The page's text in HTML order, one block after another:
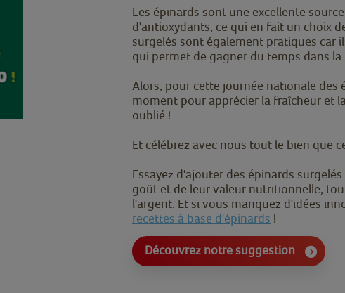
Les épinards sont une excellente
d'antioxydants, ce qui en fait un choix
surgelés sont également pratiques car
qui permet de gagner du temps dans
Alors, pour cette journée nationale des
moment pour apprécier la fraîcheur et
oublié !
Et célébrez avec nous tout le bien que
Essayez d'ajouter des épinards
goût et de leur valeur nutritionnelle,
l'argent. Et si vous manquez d'idées
recettes à base d'épinards !
Découvrez notre suggestion